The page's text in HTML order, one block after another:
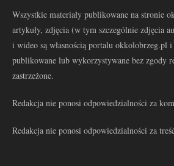
Wszystkie materiały publikowane na stronie
artykuły, zdjęcia (w tym szczególnie zdjęcia
i wideo są własnością portalu okkolobrzeg.pl
publikowane lub wykorzystywane bez zgody
zastrzeżone.
Redakcja nie ponosi odpowiedzialności za
Redakcja nie ponosi odpowiedzialności za